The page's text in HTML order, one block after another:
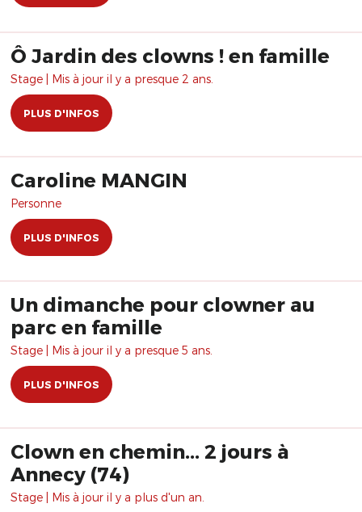
Ô Jardin des clowns ! en famille
Stage | Mis à jour il y a presque 2 ans.
PLUS D'INFOS
Caroline MANGIN
Personne
PLUS D'INFOS
Un dimanche pour clowner au
parc en famille
Stage | Mis à jour il y a presque 5 ans.
PLUS D'INFOS
Clown en chemin... 2 jours à
Annecy (74)
Stage | Mis à jour il y a plus d'un an.